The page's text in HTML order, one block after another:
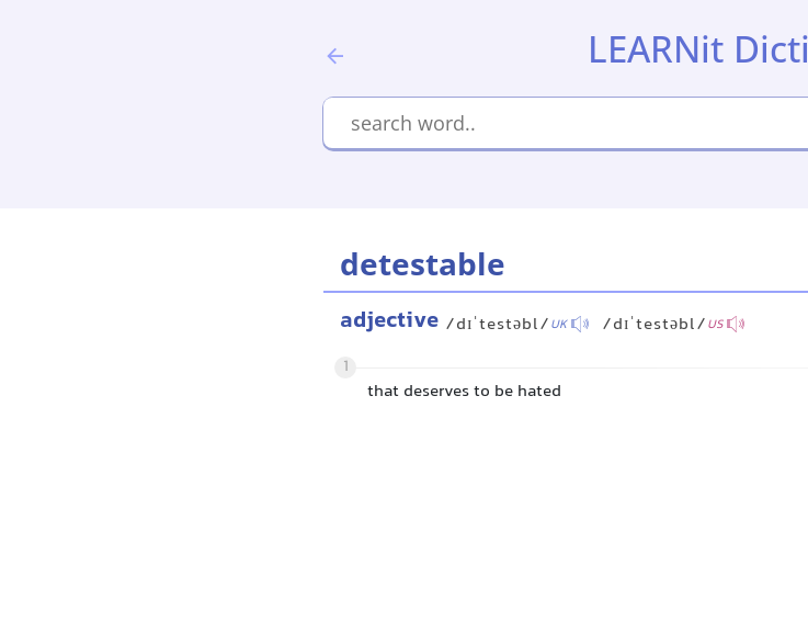
LEARNit
detestable
adjective /dɪˈtestəbl/UK /dɪˈtestəbl/US
1
that deserves to be hated